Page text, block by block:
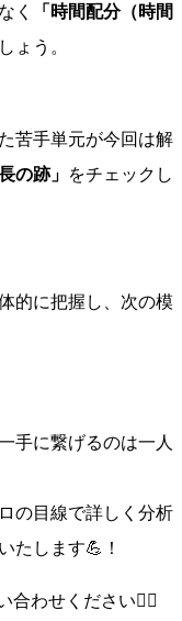
く
「時間配分（時間
ょう。
苦手単元が今回は解
の跡」 をチェックし
的に把握し、次の模
手に繋げるのは一人
の目線で詳しく分析
たします💪！
合わせください💁‍♀️